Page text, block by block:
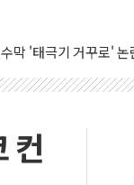
막 '태극기 거꾸로'
트 판매, 역대 최대
원, '정부 특사'로 콜롬
보' 울진 시간당 30mm
컨